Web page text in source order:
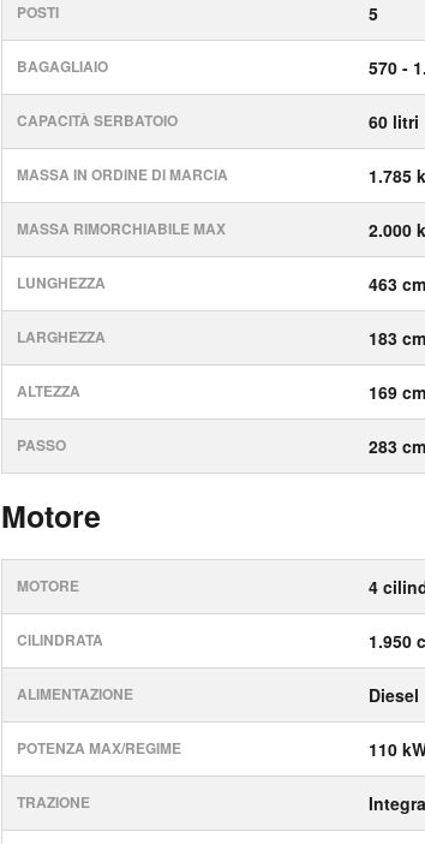
POSTI 5
BAGAGLIAIO 570 -
CAPACITÀ SERBATOIO 60 litri
MASSA IN ORDINE DI MARCIA 1.785
MASSA RIMORCHIABILE MAX 2.000
LUNGHEZZA 463 cm
LARGHEZZA 183 cm
ALTEZZA 169 cm
PASSO 283 cm
Motore
MOTORE 4
CILINDRATA 1.950
ALIMENTAZIONE Diesel
POTENZA MAX/REGIME 110
TRAZIONE